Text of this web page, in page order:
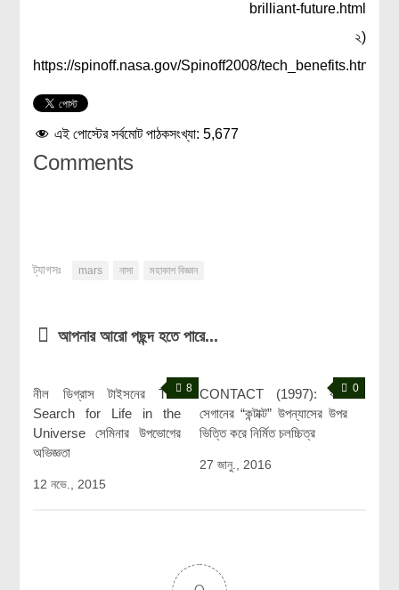
brilliant-future.html
২)
https://spinoff.nasa.gov/Spinoff2008/tech_benefits.html
এই পোস্টের সর্বমোট পাঠকসংখ্যা:5,677
Comments
ট্যাগসঃ mars নাসা মহাকাশ বিজ্ঞান
আপনার আরো পছন্দ হতে পারে...
8
নীল ডিগ্রাস টাইসনের The
Search for Life in the
Universe সেমিনার উপভোগের
অভিজ্ঞতা
12 নভে., 2015
0
CONTACT (1997): কার্ল
সেগানের “কন্টাক্ট” উপন্যাসের উপর
ভিত্তি করে নির্মিত চলচ্চিত্র
27 জানু., 2016